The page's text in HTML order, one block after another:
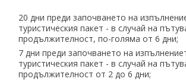
20 дни преди започването на
туристическия пакет - в случай на
продължителност, по-голяма от 6 дни;
7 дни преди започването на
туристическия пакет - в случай на
продължителност от 2 до 6 дни;